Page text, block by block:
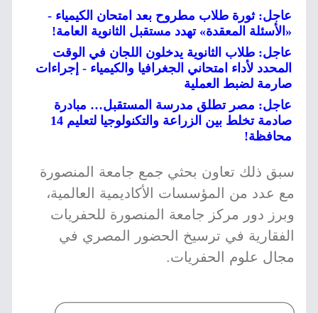
عاجل: ثورة طلاب مطروح بعد امتحان الكيمياء -
«الأسئلة المعقدة» تهدد مستقبل الثانوية العامة!
عاجل: طلاب الثانوية يدخلون اللجان في الوقت
المحدد لأداء امتحاني الجغرافيا والكيمياء - إجراءات
صارمة لضبط العملية
عاجل: مصر تطلق مدرسة المستقبل… مبادرة
صادمة تخلط بين الزراعة والتكنولوجيا لتعليم 14
محافظة!
سبق ذلك تعاون بحثي جمع جامعة المنصورة
مع عدد من المؤسسات الأكاديمية العالمية،
وبرز دور مركز جامعة المنصورة للحفريات
الفقارية في ترسيخ الحضور المصري في
مجال علوم الحفريات.